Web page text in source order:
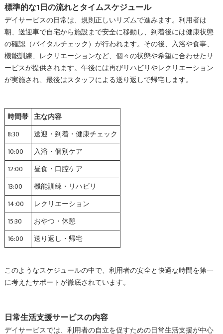
標準的な1日の流れとタイムスケジュール
デイサービスの日常は、規則正しいリズムで進みます。利用者は
朝、送迎車で自宅から施設まで安全に移動し、到着後には健康状態
の確認（バイタルチェック）が行われます。その後、入浴や食事、
機能訓練、レクリエーションなど、個々の状態や希望に合わせたサ
ービスが提供されます。午後には再びリハビリやレクリエーション
が実施され、最後はスタッフによる送り返しで帰宅します。
時間帯 主な内容
8:30
送迎・到着・健康チェック
10:00
入浴・個別ケア
12:00
昼食・口腔ケア
13:00
機能訓練・リハビリ
14:00
レクリエーション
15:30
おやつ・休憩
16:00
送り返し・帰宅
このようなスケジュールの中で、利用者の安全と快適な時間を第一
に考えたサポートが徹底されています。
日常生活支援サービスの内容
デイサービスでは、利用者の自立を促すための日常生活支援が中心